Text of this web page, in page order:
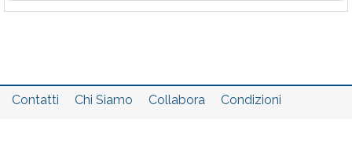
Contatti Chi Siamo Collabora
Condizioni